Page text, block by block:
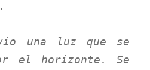
una luz que se
el horizonte. Se